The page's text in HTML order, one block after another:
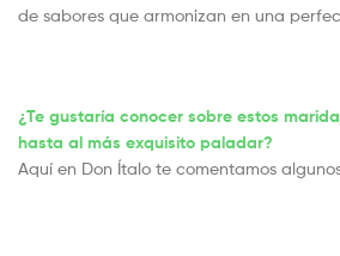
de sabores que armonizan en una
¿Te gustaría conocer sobre estos
hasta al más exquisito paladar?
Aquí en Don Ítalo te comentamos